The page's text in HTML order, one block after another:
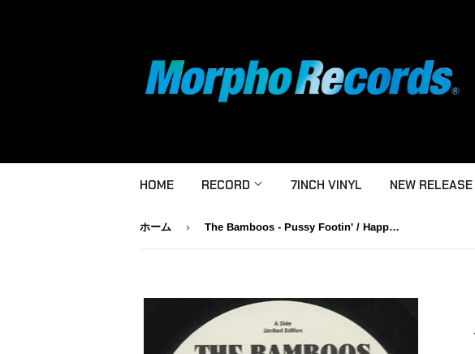
HOME RECORD 7INCH VINYL NEW RELEASE
ホーム › The Bamboos - Pussy Footin' / Happy [7"]